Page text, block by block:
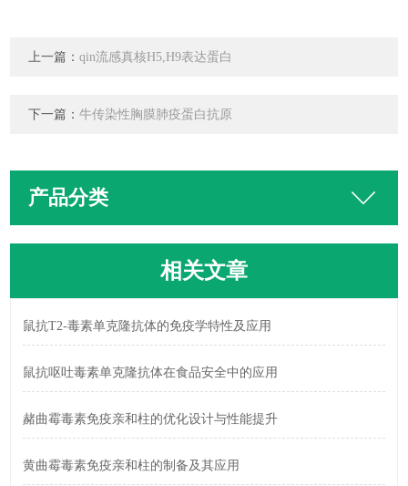
上一篇：qin流感真核H5,H9表达蛋白
下一篇：牛传染性胸膜肺疫蛋白抗原
产品分类
相关文章
鼠抗T2-毒素单克隆抗体的免疫学特性及应用
鼠抗呕吐毒素单克隆抗体在食品安全中的应用
赭曲霉毒素免疫亲和柱的优化设计与性能提升
黄曲霉毒素免疫亲和柱的制备及其应用